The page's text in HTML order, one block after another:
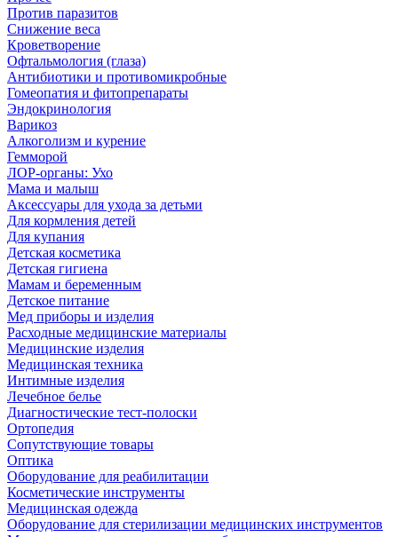
Против паразитов
Снижение веса
Кроветворение
Офтальмология (глаза)
Антибиотики и противомикробные
Гомеопатия и фитопрепараты
Эндокринология
Варикоз
Алкоголизм и курение
Гемморой
ЛОР-органы: Ухо
Мама и малыш
Аксессуары для ухода за детьми
Для кормления детей
Для купания
Детская косметика
Детская гигиена
Мамам и беременным
Детское питание
Мед приборы и изделия
Расходные медицинские материалы
Медицинские изделия
Медицинская техника
Интимные изделия
Лечебное белье
Диагностические тест-полоски
Ортопедия
Сопутствующие товары
Оптика
Оборудование для реабилитации
Косметические инструменты
Медицинская одежда
Оборудование для стерилизации медицинских инструментов